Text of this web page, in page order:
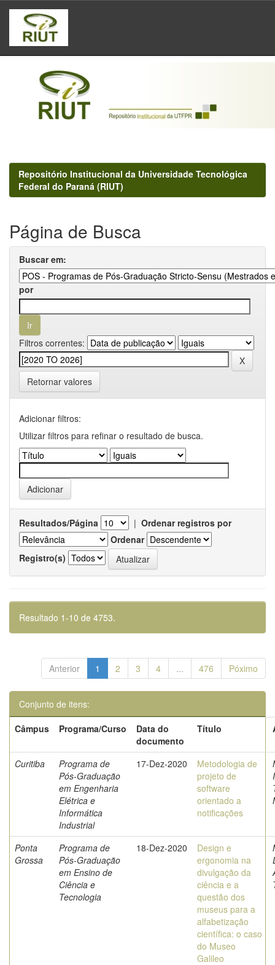
Skip
navigation
Repositório Institucional da Universidade Tecnológica
Federal do Paraná (RIUT)
Página de Busca
Buscar em:
por
Filtros correntes:
Retornar valores
Adicionar filtros:
Utilizar filtros para refinar o resultado de busca.
Resultados/Página | Ordenar registros por
Ordenar
Registro(s)
Resultado 1-10 de 4753.
Anterior 1 2 3 4 ... 476 Póximo
Conjunto de itens:
Câmpus
Programa/Curso
Data do
documento
Título
Curitiba
Programa de
Pós-Graduação
em Engenharia
Elétrica e
Informática
Industrial
17-Dez-2020
Metodologia de
projeto de
software
orientado a
notificações
Ponta
Grossa
Programa de
Pós-Graduação
em Ensino de
Ciência e
Tecnologia
18-Dez-2020
Design e
ergonomia na
divulgação da
ciência e a
questão dos
museus para a
alfabetização
científica: o caso
do Museo
Galileo